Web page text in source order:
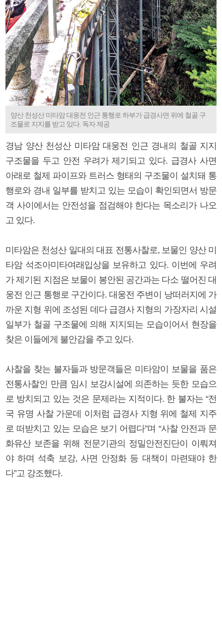
양산 천성산 미타암 대웅전 인근 통행로 하부가 급경사면 위에 철골 구
조물로 지지를 받고 있다. 독자 제공
경남 양산 천성산 미타암 대웅전 인근 경내의 철골 지지
구조물을 두고 안전 우려가 제기되고 있다. 급경사 사면
아래로 철제 파이프와 트러스 형태의 구조물이 설치돼 통
행로와 경내 일부를 받치고 있는 모습이 확인되면서 방문
객 사이에서는 안전성을 점검해야 한다는 목소리가 나오
고 있다.
미타암은 천성산 일대의 대표 전통사찰로, 보물인 양산 미
타암 석조아미타여래입상을 보유하고 있다. 이번에 우려
가 제기된 지점은 보물이 봉안된 공간과는 다소 떨어진 대
웅전 인근 통행로 구간이다. 대웅전 주변이 낭떠러지에 가
까운 지형 위에 조성된 데다 급경사 지형의 가장자리 시설
일부가 철골 구조물에 의해 지지되는 모습이어서 현장을
찾은 이들에게 불안감을 주고 있다.
사찰을 찾는 불자들과 방문객들은 미타암이 보물을 품은
전통사찰인 만큼 임시 보강시설에 의존하는 듯한 모습으
로 방치되고 있는 것은 문제라는 지적이다. 한 불자는 “전
국 유명 사찰 가운데 이처럼 급경사 지형 위에 철제 지주
로 떠받치고 있는 모습은 보기 어렵다”며 “사찰 안전과 문
화유산 보존을 위해 전문기관의 정밀안전진단이 이뤄져
야 하며 석축 보강, 사면 안정화 등 대책이 마련돼야 한
다”고 강조했다.